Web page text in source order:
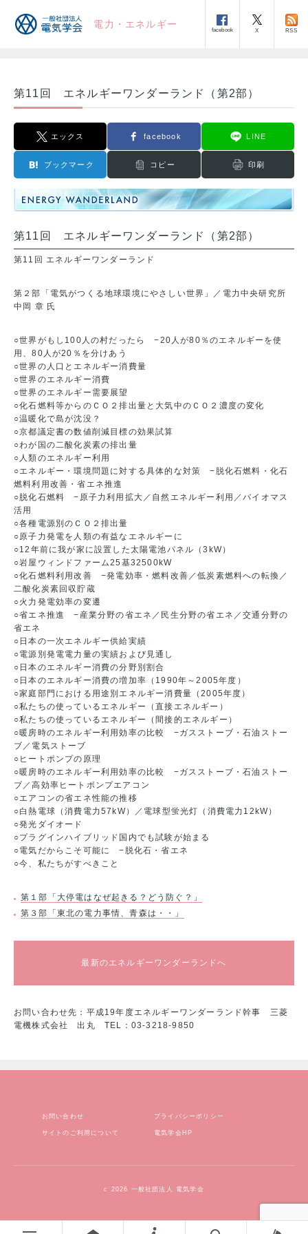
電力・エネルギー
facebook X RSS
第11回 エネルギーワンダーランド（第2部）
エックス facebook LINE
ブックマーク コピー 印刷
第11回 エネルギーワンダーランド（第2部）
第11回 エネルギーワンダーランド
第２部「電気がつくる地球環境にやさしい世界」／電力中央研究所
中岡 章 氏
○世界がもし100人の村だったら −20人が80％のエネルギーを使
用、80人が20％を分けあう
○世界の人口とエネルギー消費量
○世界のエネルギー消費
○世界のエネルギー需要展望
○化石燃料等からのＣＯ２排出量と大気中のＣＯ２濃度の変化
○温暖化で島が沈没？
○京都議定書の数値削減目標の効果試算
○わが国の二酸化炭素の排出量
○人類のエネルギー利用
○エネルギー・環境問題に対する具体的な対策 −脱化石燃料・化石
燃料利用改善・省エネ推進
○脱化石燃料 −原子力利用拡大／自然エネルギー利用／バイオマス
活用
○各種電源別のＣＯ２排出量
○原子力発電を人類の有益なエネルギーに
○12年前に我が家に設置した太陽電池パネル（3kW）
○岩屋ウィンドファーム25基32500kW
○化石燃料利用改善 −発電効率・燃料改善／低炭素燃料への転換／
二酸化炭素回収貯蔵
○火力発電効率の変遷
○省エネ推進 −産業分野の省エネ／民生分野の省エネ／交通分野の
省エネ
○日本の一次エネルギー供給実績
○電源別発電電力量の実績および見通し
○日本のエネルギー消費の分野別割合
○日本のエネルギー消費の増加率（1990年～2005年度）
○家庭部門における用途別エネルギー消費量（2005年度）
○私たちの使っているエネルギー（直接エネルギー）
○私たちの使っているエネルギー（間接的エネルギー）
○暖房時のエネルギー利用効率の比較 −ガスストーブ・石油ストー
ブ／電気ストーブ
○ヒートポンプの原理
○暖房時のエネルギー利用効率の比較 −ガスストーブ・石油ストー
ブ／高効率ヒートポンプエアコン
○エアコンの省エネ性能の推移
○白熱電球（消費電力57kW）／電球型蛍光灯（消費電力12kW）
○発光ダイオード
○プラグインハイブリッド国内でも試験が始まる
○電気だからこそ可能に −脱化石・省エネ
○今、私たちがすべきこと
第１部「大停電はなぜ起きる？どう防ぐ？」
第３部「東北の電力事情、青森は・・」
最新のエネルギーワンダーランドへ
お問い合わせ先：平成19年度エネルギーワンダーランド幹事 三菱
電機株式会社 出丸 TEL：03-3218-9850
お問い合わせ プライバシーポリシー
サイトのご利用について 電気学会HP
c 2026 一般社団法人 電気学会